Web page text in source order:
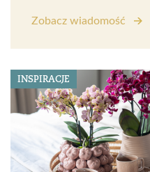
Zobacz wiadomość
INSPIRACJE